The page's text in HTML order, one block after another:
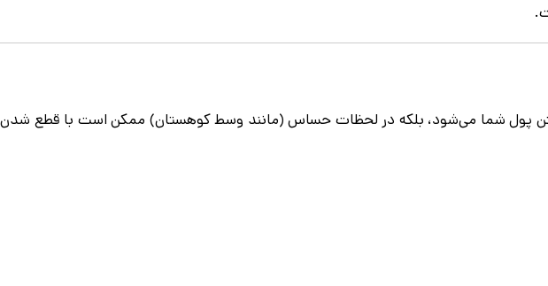
پول شما می‌شود، بلکه در لحظات حساس (مانند وسط کوهستان) ممکن است با قطع شدن